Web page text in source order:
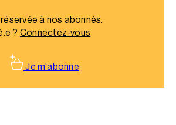
à nos abonnés.
? Connectez-vous
Je m'abonne